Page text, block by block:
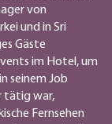
von
und in Sri
Gäste
im Hotel, um
seinem Job
tätig war,
Fernsehen